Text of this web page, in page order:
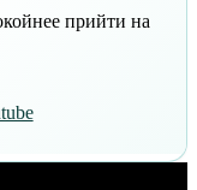
прийти на